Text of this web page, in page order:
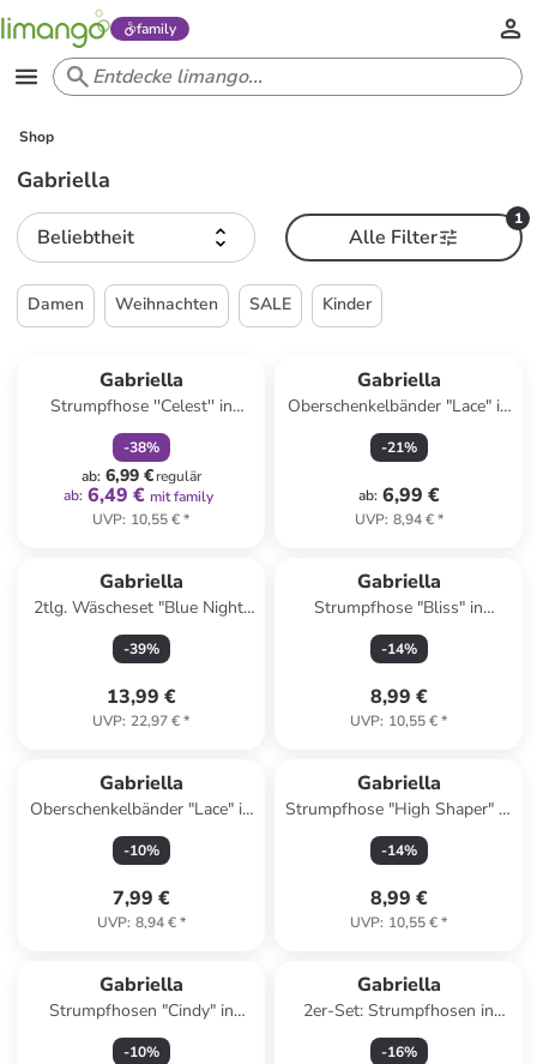
family
Shop
Gabriella
Beliebtheit
1
Alle Filter
Damen Weihnachten SALE Kinder
Gabriella
Strumpfhose ''Celest'' in
Schwarz - 50 DEN
-38%
ab: 6,99 €regulär
ab: 6,49 € mit family
UVP: 10,55 €*
Gabriella
Oberschenkelbänder "Lace" in
Schwarz - 50 DEN
-21%
ab: 6,99 €
UVP: 8,94 €*
Gabriella
2tlg. Wäscheset "Blue Night"
in Schwarz
-39%
13,99 €
UVP: 22,97 €*
Gabriella
Strumpfhose "Bliss" in
Schwarz - 60 DEN
-14%
8,99 €
UVP: 10,55 €*
Gabriella
Oberschenkelbänder "Lace" in
Creme - 50 DEN
-10%
7,99 €
UVP: 8,94 €*
Gabriella
Strumpfhose "High Shaper" in
Beige - 20 DEN
-14%
8,99 €
UVP: 10,55 €*
Gabriella
Strumpfhosen "Cindy" in
Schwarz - 50 DEN
-10%
Gabriella
2er-Set: Strumpfhosen in
Schwarz - 20 DEN
-16%